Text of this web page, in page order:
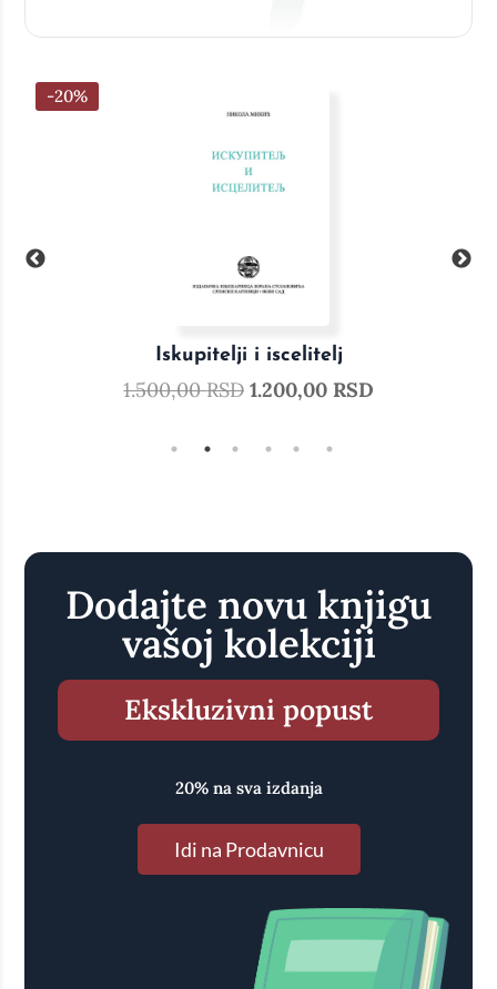
Iskupitelji i iscelitelj
1.500,00RSD 1.200,00RSD
Dodajte novu knjigu
vašoj kolekciji
Ekskluzivni popust
20% na sva izdanja
Idi na Prodavnicu